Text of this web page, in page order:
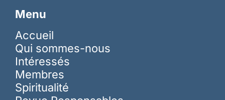
Menu
Accueil
Qui sommes-nous
Intéressés
Membres
Spiritualité